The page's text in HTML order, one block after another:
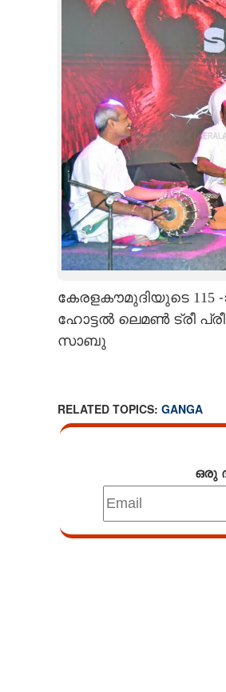
LIFESTYLE
SPIRITUAL
LITERATURE
CONTACT US
കേരളകൗമുദിയുടെ 115
ഹോട്ടൽ ലെമൺ ട്രീ
സാബു
RELATED TOPICS: GANGA
ഒരു